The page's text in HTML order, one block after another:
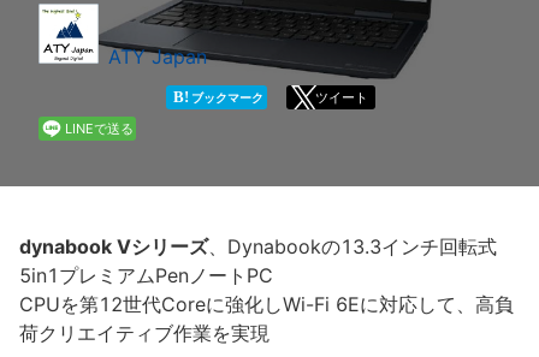
法人向け
ATY Japan
B! ブックマーク
ツイート
LINEで送る
dynabook Vシリーズ、Dynabookの13.3インチ回転式
5in1プレミアムPenノートPC
CPUを第12世代Coreに強化しWi-Fi 6Eに対応して、高負
荷クリエイティブ作業を実現